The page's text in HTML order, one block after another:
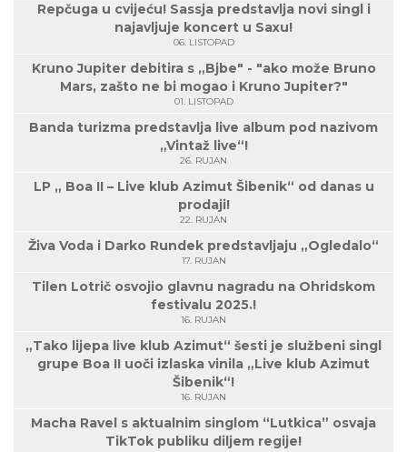
Repčuga u cvijeću! Sassja predstavlja novi singl i
najavljuje koncert u Saxu!
06. LISTOPAD
Kruno Jupiter debitira s „Bjbe" - "ako može Bruno
Mars, zašto ne bi mogao i Kruno Jupiter?"
01. LISTOPAD
Banda turizma predstavlja live album pod nazivom
„Vintaž live“!
26. RUJAN
LP „ Boa II – Live klub Azimut Šibenik“ od danas u
prodaji!
22. RUJAN
Živa Voda i Darko Rundek predstavljaju „Ogledalo“
17. RUJAN
Tilen Lotrič osvojio glavnu nagradu na Ohridskom
festivalu 2025.!
16. RUJAN
„Tako lijepa live klub Azimut“ šesti je službeni singl
grupe Boa II uoči izlaska vinila „Live klub Azimut
Šibenik“!
16. RUJAN
Macha Ravel s aktualnim singlom “Lutkica” osvaja
TikTok publiku diljem regije!